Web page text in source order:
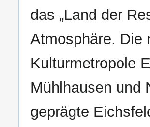
das „Land der
Atmosphäre. Die
Kulturmetropole
Mühlhausen und
geprägte